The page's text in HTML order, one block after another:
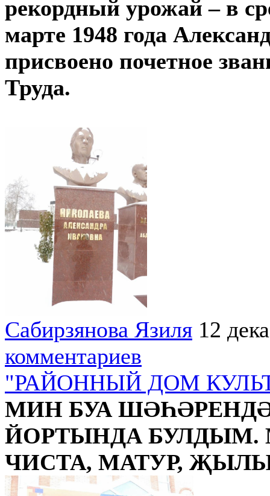
рекордный урожай – в
марте 1948 года
присвоено почетное
Труда.
Сабирзянова Язиля 12
комментариев
"РАЙОННЫЙ ДОМ
МИН БУА
ЙОРТЫНДА БУЛДЫМ.
ЧИСТА, МАТУР,